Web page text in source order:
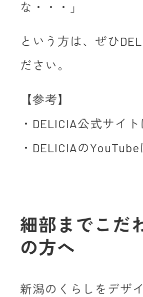
な・・・」
という方は、ぜひ
ださい。
【参考】
・DELICIA公式サイト
・DELICIAのYouTube
細部までこだ
の方へ
新潟のくらしをデザ